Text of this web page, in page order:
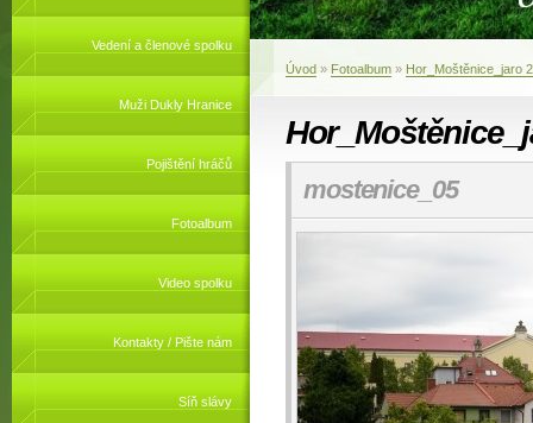
Vedení a členové spolku
Muži Dukly Hranice
Pojištění hráčů
Fotoalbum
Video spolku
Kontakty / Pište nám
Síň slávy
Úvod » Fotoalbum » Hor_Moštěnice_jaro
mostenice_05